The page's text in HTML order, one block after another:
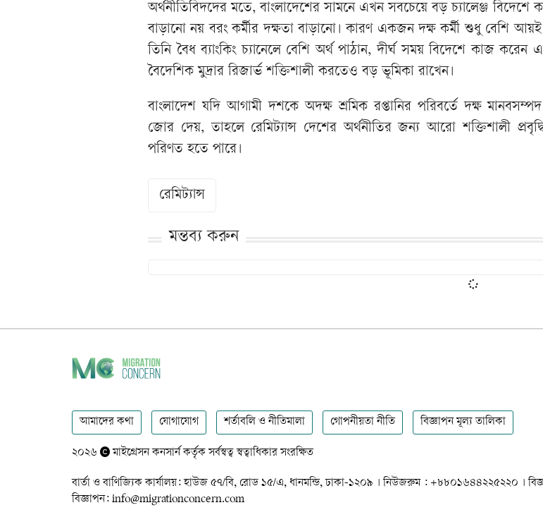
অর্থনীতিবিদদের মতে, বাংলাদেশের সামনে এখন সবচেয়ে বড় চ্যালেঞ্জ বিদেশে
বাড়ানো নয় বরং কর্মীর দক্ষতা বাড়ানো। কারণ একজন দক্ষ কর্মী শুধু বেশি
তিনি বৈধ ব্যাংকিং চ্যানেলে বেশি অর্থ পাঠান, দীর্ঘ সময় বিদেশে কাজ করেন
বৈদেশিক মুদ্রার রিজার্ভ শক্তিশালী করতেও বড় ভূমিকা রাখেন।
বাংলাদেশ যদি আগামী দশকে অদক্ষ শ্রমিক রপ্তানির পরিবর্তে দক্ষ মানবসম্পদ
জোর দেয়, তাহলে রেমিট্যান্স দেশের অর্থনীতির জন্য আরো শক্তিশালী
পরিণত হতে পারে।
রেমিট্যান্স
মন্তব্য করুন
আমাদের কথা যোগাযোগ শর্তাবলি ও নীতিমালা গোপনীয়তা নীতি বিজ্ঞাপন মূল্য তালিকা
২০২৬ মাইগ্রেসন কনসার্ন কর্তৃক সর্বস্বত্ব স্বত্বাধিকার সংরক্ষিত
বার্তা ও বাণিজ্যিক কার্যালয়: হাউজ ৫৭/বি, রোড ১৫/এ, ধানমন্ডি, ঢাকা-১২০৯ । নিউজরুম : +৮৮০১৬৪৪২২৫২২০
বিজ্ঞাপন: info@migrationconcern.com